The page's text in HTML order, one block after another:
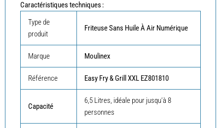
Caractéristiques techniques :
Type de
produit
Friteuse Sans Huile À Air Numérique
Marque Moulinex
Référence Easy Fry & Grill XXL EZ801810
Capacité
6,5 Litres, idéale pour jusqu’à 8
personnes